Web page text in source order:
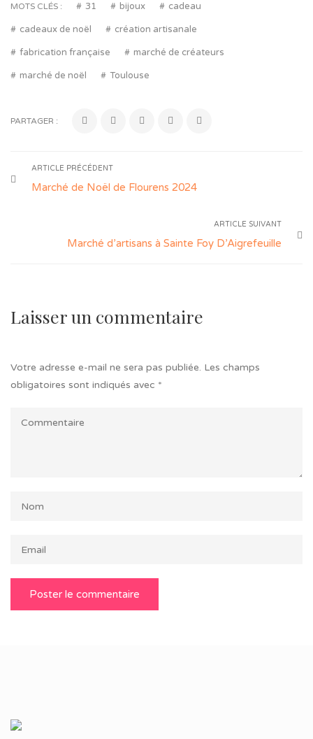
MOTS CLÉS : 31 bijoux cadeau
cadeaux de noël création artisanale
fabrication française marché de créateurs
marché de noël Toulouse
PARTAGER :
ARTICLE PRÉCÉDENT
Marché de Noël de Flourens 2024
ARTICLE SUIVANT
Marché d’artisans à Sainte Foy D’Aigrefeuille
Laisser un commentaire
Votre adresse e-mail ne sera pas publiée. Les champs
obligatoires sont indiqués avec *